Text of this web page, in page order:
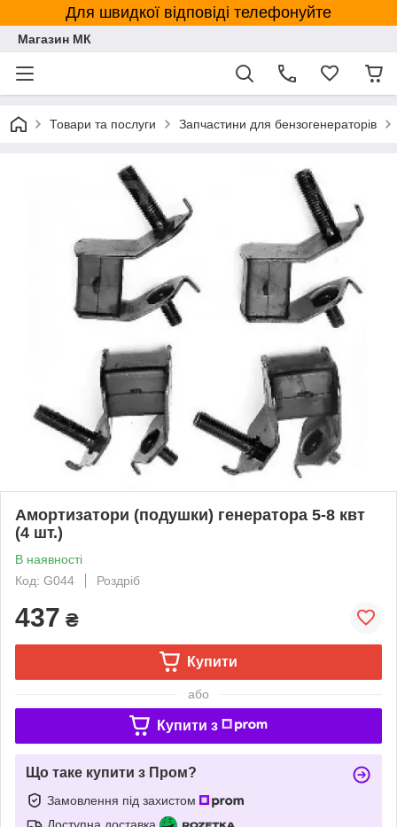
Для швидкої відповіді телефонуйте
Магазин МК
Товари та послуги Запчастини для бензогенераторів
Амортизатори (подушки) генератора 5-8 квт
(4 шт.)
В наявності
Код: G044
Роздріб
437 ₴
Купити
або
Купити з
Що таке купити з Пром?
Замовлення під захистом
Доступна доставка